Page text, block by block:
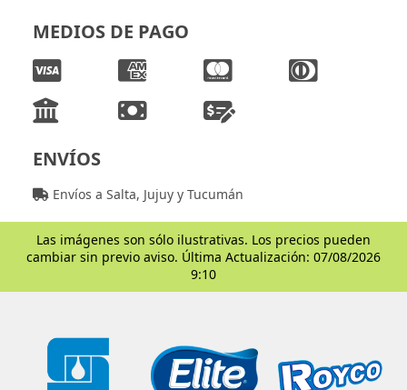
MEDIOS DE PAGO
ENVÍOS
Envíos a Salta, Jujuy y Tucumán
Las imágenes son sólo ilustrativas. Los precios pueden
cambiar sin previo aviso. Última Actualización: 07/08/2026
9:10